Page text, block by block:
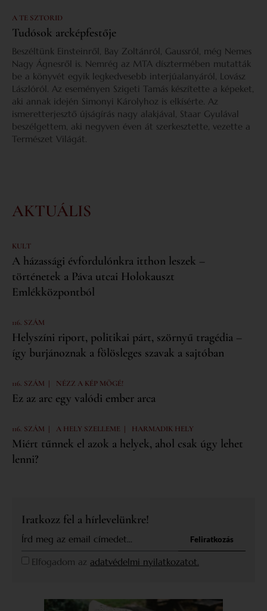
A TE SZTORID
Tudósok arcképfestője
Beszéltünk Einsteinről, Bay Zoltánról, Gaussról, még Nemes
Nagy Ágnesről is. Nemrég az MTA dísztermében mutatták
be a könyvét egyik legkedvesebb interjúalanyáról, Lovász
Lászlóról. Az eseményen Szigeti Tamás készítette a képeket,
aki annak idején Simonyi Károlyhoz is elkísérte. Az
ismeretterjesztő újságírás nagy alakjával, Staar Gyulával
beszélgettem, aki negyven éven át szerkesztette, vezette a
Természet Világát.
AKTUÁLIS
KULT
A házassági évfordulónkra itthon leszek –
történetek a Páva utcai Holokauszt
Emlékközpontból
116. SZÁM
Helyszíni riport, politikai párt, szörnyű tragédia –
így burjánoznak a fölösleges szavak a sajtóban
116. SZÁM | NÉZZ A KÉP MÖGÉ!
Ez az arc egy valódi ember arca
116. SZÁM | A HELY SZELLEME | HARMADIK HELY
Miért tűnnek el azok a helyek, ahol csak úgy lehet
lenni?
Iratkozz fel a hírlevelünkre!
Elfogadom az adatvédelmi nyilatkozatot.
Feliratkozás